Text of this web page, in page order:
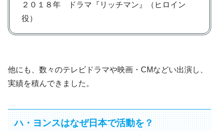
２０１８年 ドラマ『リッチマン』（ヒロイン
役）
他にも、数々のテレビドラマや映画・CMなどい出演し、
実績を積んできました。
ハ・ヨンスはなぜ日本で活動を？